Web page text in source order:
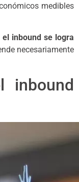
medibles
el inbound se logra
necesariamente
inbound